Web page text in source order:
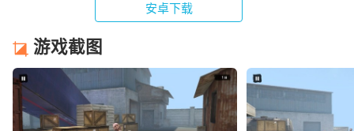
安卓下载
游戏截图